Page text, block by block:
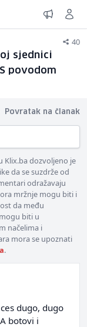
40
sjednici
povodom
Povratak na članak
Klix.ba dozvoljeno je
da se suzdrže od
odražavaju
mržnje mogu biti i
da među
biti u
načelima i
mora se upoznati
.
dugo, dugo
botovi i